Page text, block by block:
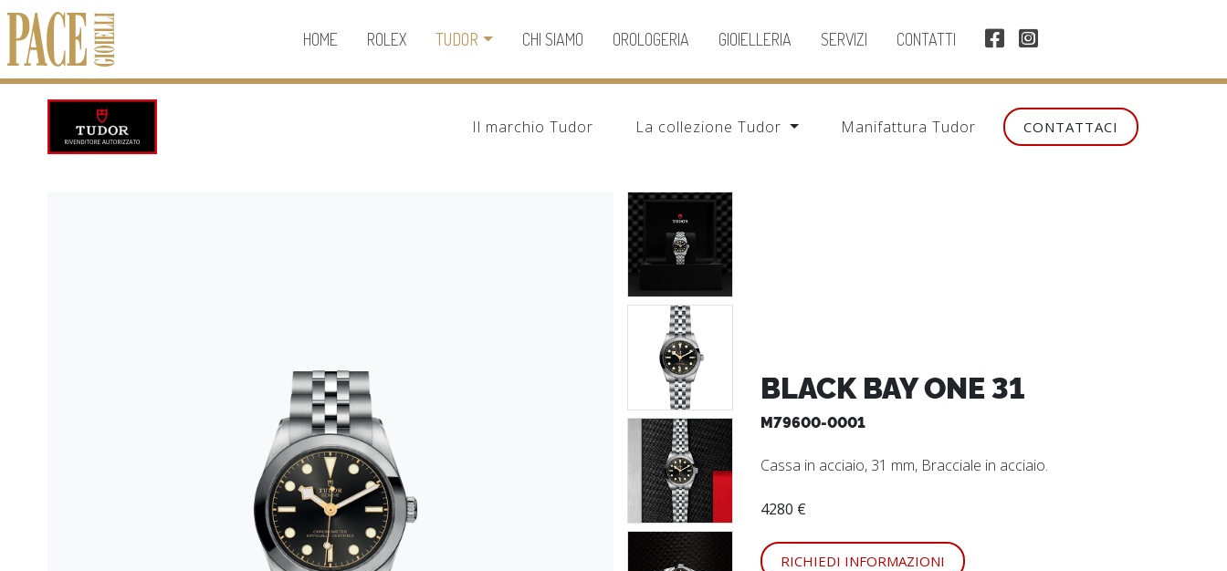
HOME ROLEX TUDOR CHI SIAMO OROLOGERIA GIOIELLERIA SERVIZI CONTATTI
Il marchio Tudor La collezione Tudor Manifattura Tudor CONTATTACI
BLACK BAY ONE 31
M79600-0001
Cassa in acciaio, 31 mm, Bracciale in acciaio.
4280 €
RICHIEDI INFORMAZIONI